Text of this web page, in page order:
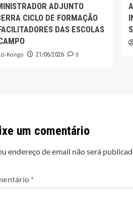
ADJUNTO
CICLO DE FORMAÇÃO
DAS ESCOLAS
Kongo 21/06/2026 0
um comentário
endereço de email não será
*